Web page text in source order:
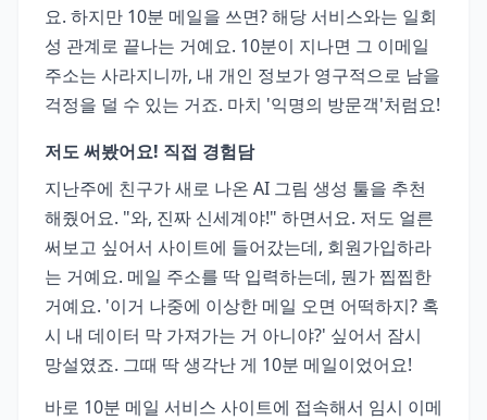
요. 하지만 10분 메일을 쓰면? 해당 서비스와는 일회
성 관계로 끝나는 거예요. 10분이 지나면 그 이메일
주소는 사라지니까, 내 개인 정보가 영구적으로 남을
걱정을 덜 수 있는 거죠. 마치 '익명의 방문객'처럼요!
저도 써봤어요! 직접 경험담
지난주에 친구가 새로 나온 AI 그림 생성 툴을 추천
해줬어요. "와, 진짜 신세계야!" 하면서요. 저도 얼른
써보고 싶어서 사이트에 들어갔는데, 회원가입하라
는 거예요. 메일 주소를 딱 입력하는데, 뭔가 찝찝한
거예요. '이거 나중에 이상한 메일 오면 어떡하지? 혹
시 내 데이터 막 가져가는 거 아니야?' 싶어서 잠시
망설였죠. 그때 딱 생각난 게 10분 메일이었어요!
바로 10분 메일 서비스 사이트에 접속해서 임시 이메